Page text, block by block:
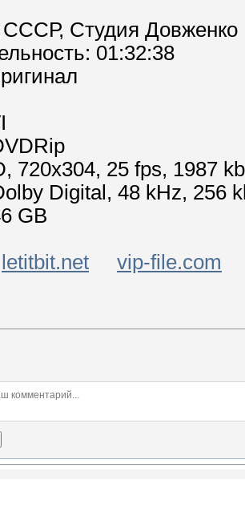
Студия Довженко
01:32:38
720x304, 25 fps, 1987
Digital, 48 kHz, 256
GB
letitbit.net vip-file.com